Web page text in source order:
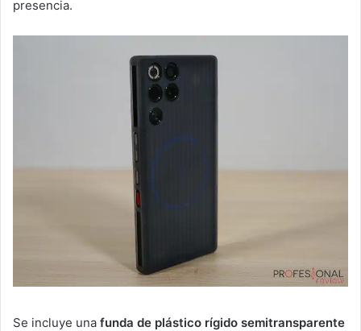
presencia.
Se incluye una funda de plástico rígido semitransparente